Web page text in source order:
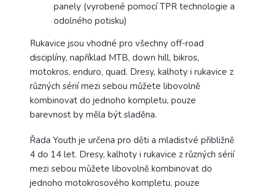
panely (vyrobené pomocí TPR technologie a
odolného potisku)
Rukavice jsou vhodné pro všechny off-road
disciplíny, například MTB, down hill, bikros,
motokros, enduro, quad. Dresy, kalhoty i rukavice z
různých sérií mezi sebou můžete libovolně
kombinovat do jednoho kompletu, pouze
barevnost by měla být sladěna.
Řada Youth je určena pro děti a mladistvé přibližně
4 do 14 let. Dresy, kalhoty i rukavice z různých sérií
mezi sebou můžete libovolně kombinovat do
jednoho motokrosového kompletu, pouze